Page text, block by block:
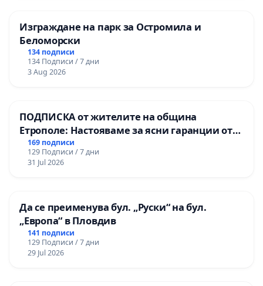
Изграждане на парк за Остромила и
Беломорски
134 подписи
134 Подписи / 7 дни
3 Aug 2026
ПОДПИСКА от жителите на община
Етрополе: Настояваме за ясни гаранции от
“Елаците-МЕД” АД и от държавата, че ще се
изпълнят всички екологични норми!
169 подписи
129 Подписи / 7 дни
31 Jul 2026
Да се преименува бул. „Руски“ на бул.
„Европа“ в Пловдив
141 подписи
129 Подписи / 7 дни
29 Jul 2026